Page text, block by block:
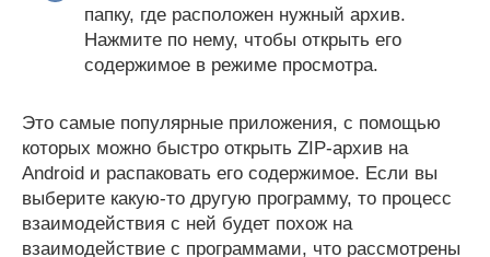
папку, где расположен нужный архив.
Нажмите по нему, чтобы открыть его
содержимое в режиме просмотра.
Это самые популярные приложения, с помощью
которых можно быстро открыть ZIP-архив на
Android и распаковать его содержимое. Если вы
выберите какую-то другую программу, то процесс
взаимодействия с ней будет похож на
взаимодействие с программами, что рассмотрены